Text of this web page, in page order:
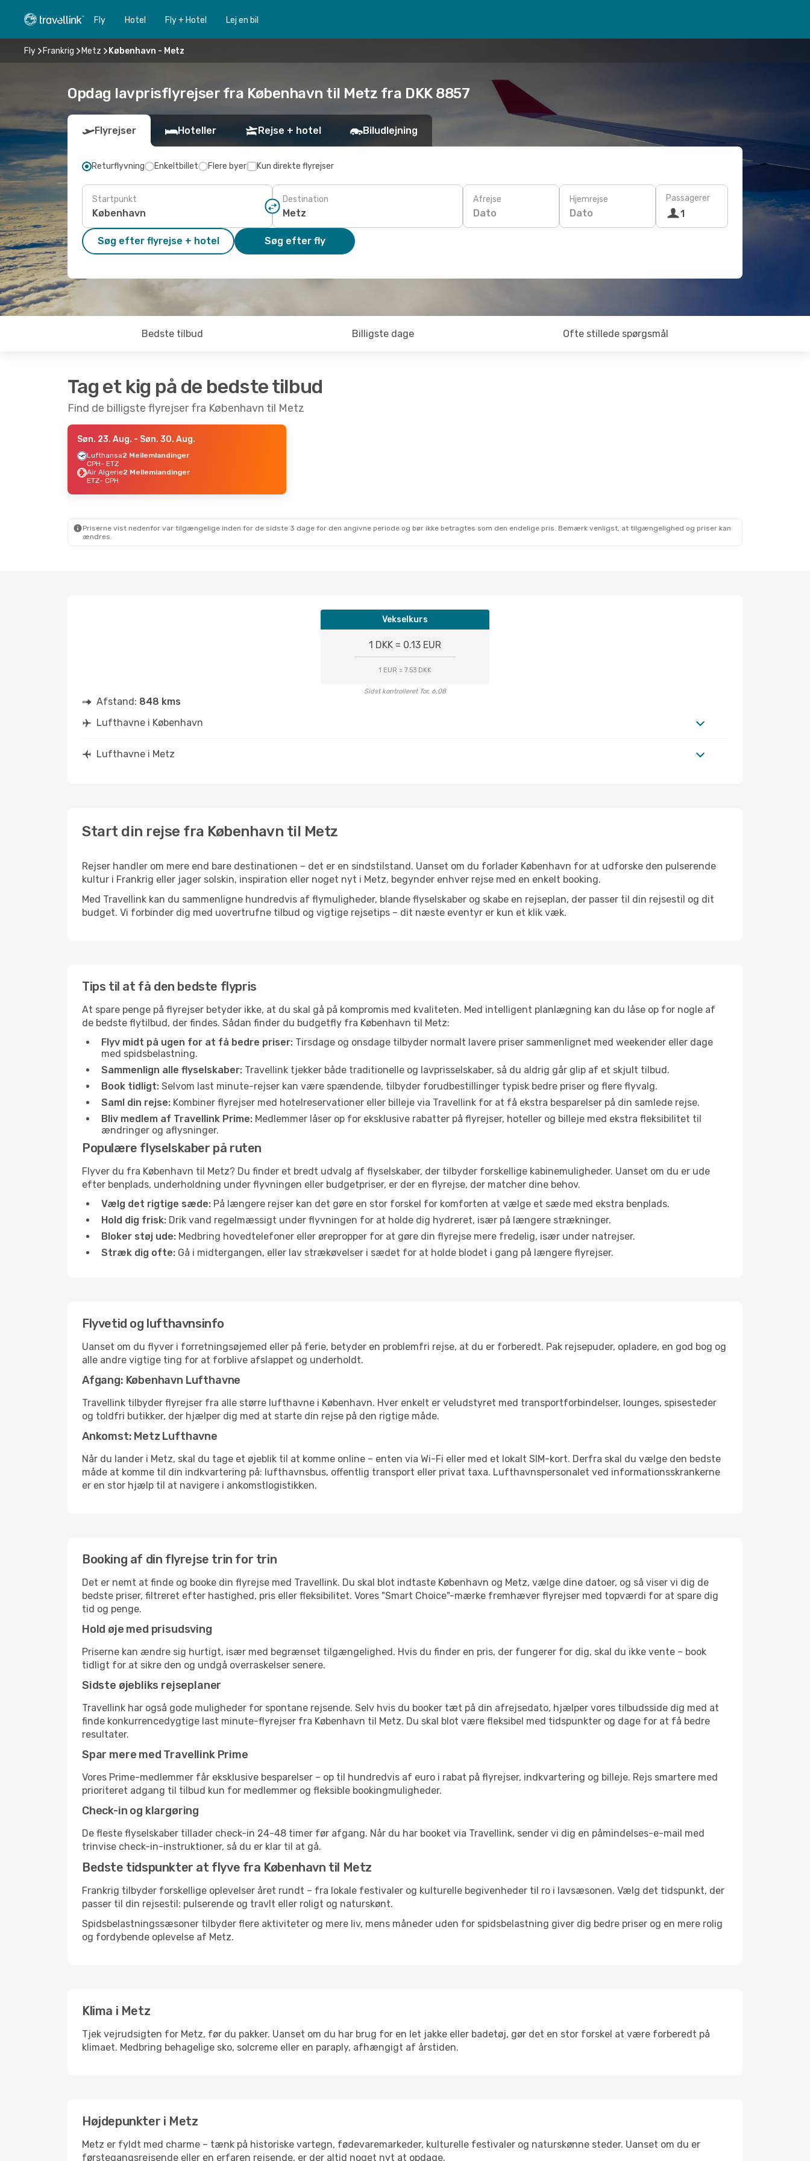
Fly Hotel Fly + Hotel Lej en bil
Fly Frankrig Metz København - Metz
Opdag lavprisflyrejser fra København til Metz fra DKK 8857
Flyrejser Hoteller Rejse + hotel Biludlejning
Returflyvning Enkeltbillet Flere byer Kun direkte flyrejser
Startpunkt Destination Afrejse
Dato
Hjemrejse
Dato
Passagerer
1
Søg efter flyrejse + hotel Søg efter fly
Bedste tilbud Billigste dage Ofte stillede spørgsmål
Tag et kig på de bedste tilbud
Find de billigste flyrejser fra København til Metz
Søn. 23. Aug. - Søn. 30. Aug.
Lufthansa2 Mellemlandinger
CPH- ETZ
Air Algerie2 Mellemlandinger
ETZ- CPH
Priserne vist nedenfor var tilgængelige inden for de sidste 3 dage for den angivne periode og bør ikke betragtes som den endelige pris. Bemærk venligst, at tilgængelighed og priser kan
ændres.
Vekselkurs
1 DKK = 0.13 EUR
1 EUR = 7.53 DKK
Sidst kontrolleret Tor. 6.08
Afstand: 848 kms
Lufthavne i København
Lufthavne i Metz
Start din rejse fra København til Metz
Rejser handler om mere end bare destinationen – det er en sindstilstand. Uanset om du forlader København for at udforske den pulserende
kultur i Frankrig eller jager solskin, inspiration eller noget nyt i Metz, begynder enhver rejse med en enkelt booking.
Med Travellink kan du sammenligne hundredvis af flymuligheder, blande flyselskaber og skabe en rejseplan, der passer til din rejsestil og dit
budget. Vi forbinder dig med uovertrufne tilbud og vigtige rejsetips – dit næste eventyr er kun et klik væk.
Tips til at få den bedste flypris
At spare penge på flyrejser betyder ikke, at du skal gå på kompromis med kvaliteten. Med intelligent planlægning kan du låse op for nogle af
de bedste flytilbud, der findes. Sådan finder du budgetfly fra København til Metz:
Flyv midt på ugen for at få bedre priser: Tirsdage og onsdage tilbyder normalt lavere priser sammenlignet med weekender eller dage
med spidsbelastning.
Sammenlign alle flyselskaber: Travellink tjekker både traditionelle og lavprisselskaber, så du aldrig går glip af et skjult tilbud.
Book tidligt: Selvom last minute-rejser kan være spændende, tilbyder forudbestillinger typisk bedre priser og flere flyvalg.
Saml din rejse: Kombiner flyrejser med hotelreservationer eller billeje via Travellink for at få ekstra besparelser på din samlede rejse.
Bliv medlem af Travellink Prime: Medlemmer låser op for eksklusive rabatter på flyrejser, hoteller og billeje med ekstra fleksibilitet til
ændringer og aflysninger.
Populære flyselskaber på ruten
Flyver du fra København til Metz? Du finder et bredt udvalg af flyselskaber, der tilbyder forskellige kabinemuligheder. Uanset om du er ude
efter benplads, underholdning under flyvningen eller budgetpriser, er der en flyrejse, der matcher dine behov.
Vælg det rigtige sæde: På længere rejser kan det gøre en stor forskel for komforten at vælge et sæde med ekstra benplads.
Hold dig frisk: Drik vand regelmæssigt under flyvningen for at holde dig hydreret, især på længere strækninger.
Bloker støj ude: Medbring hovedtelefoner eller ørepropper for at gøre din flyrejse mere fredelig, især under natrejser.
Stræk dig ofte: Gå i midtergangen, eller lav strækøvelser i sædet for at holde blodet i gang på længere flyrejser.
Flyvetid og lufthavnsinfo
Uanset om du flyver i forretningsøjemed eller på ferie, betyder en problemfri rejse, at du er forberedt. Pak rejsepuder, opladere, en god bog og
alle andre vigtige ting for at forblive afslappet og underholdt.
Afgang: København Lufthavne
Travellink tilbyder flyrejser fra alle større lufthavne i København. Hver enkelt er veludstyret med transportforbindelser, lounges, spisesteder
og toldfri butikker, der hjælper dig med at starte din rejse på den rigtige måde.
Ankomst: Metz Lufthavne
Når du lander i Metz, skal du tage et øjeblik til at komme online – enten via Wi-Fi eller med et lokalt SIM-kort. Derfra skal du vælge den bedste
måde at komme til din indkvartering på: lufthavnsbus, offentlig transport eller privat taxa. Lufthavnspersonalet ved informationsskrankerne
er en stor hjælp til at navigere i ankomstlogistikken.
Booking af din flyrejse trin for trin
Det er nemt at finde og booke din flyrejse med Travellink. Du skal blot indtaste København og Metz, vælge dine datoer, og så viser vi dig de
bedste priser, filtreret efter hastighed, pris eller fleksibilitet. Vores "Smart Choice"-mærke fremhæver flyrejser med topværdi for at spare dig
tid og penge.
Hold øje med prisudsving
Priserne kan ændre sig hurtigt, især med begrænset tilgængelighed. Hvis du finder en pris, der fungerer for dig, skal du ikke vente – book
tidligt for at sikre den og undgå overraskelser senere.
Sidste øjebliks rejseplaner
Travellink har også gode muligheder for spontane rejsende. Selv hvis du booker tæt på din afrejsedato, hjælper vores tilbudsside dig med at
finde konkurrencedygtige last minute-flyrejser fra København til Metz. Du skal blot være fleksibel med tidspunkter og dage for at få bedre
resultater.
Spar mere med Travellink Prime
Vores Prime-medlemmer får eksklusive besparelser – op til hundredvis af euro i rabat på flyrejser, indkvartering og billeje. Rejs smartere med
prioriteret adgang til tilbud kun for medlemmer og fleksible bookingmuligheder.
Check-in og klargøring
De fleste flyselskaber tillader check-in 24-48 timer før afgang. Når du har booket via Travellink, sender vi dig en påmindelses-e-mail med
trinvise check-in-instruktioner, så du er klar til at gå.
Bedste tidspunkter at flyve fra København til Metz
Frankrig tilbyder forskellige oplevelser året rundt – fra lokale festivaler og kulturelle begivenheder til ro i lavsæsonen. Vælg det tidspunkt, der
passer til din rejsestil: pulserende og travlt eller roligt og naturskønt.
Spidsbelastningssæsoner tilbyder flere aktiviteter og mere liv, mens måneder uden for spidsbelastning giver dig bedre priser og en mere rolig
og fordybende oplevelse af Metz.
Klima i Metz
Tjek vejrudsigten for Metz, før du pakker. Uanset om du har brug for en let jakke eller badetøj, gør det en stor forskel at være forberedt på
klimaet. Medbring behagelige sko, solcreme eller en paraply, afhængigt af årstiden.
Højdepunkter i Metz
Metz er fyldt med charme – tænk på historiske vartegn, fødevaremarkeder, kulturelle festivaler og naturskønne steder. Uanset om du er
førstegangsrejsende eller en erfaren rejsende, er der altid noget nyt at opdage.